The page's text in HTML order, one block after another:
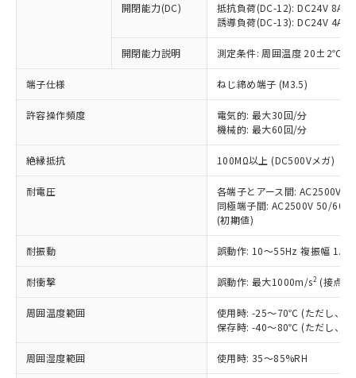
開閉能力(DC)
抵抗負荷(DC-12): DC24V 8A/
誘導負荷(DC-13): DC24V 4A/
開閉能力説明 測定条件: 周囲温度 20±2℃、
端子仕様 ねじ締め端子 (M3.5)
許容操作頻度
電気的: 最大30回/分
機械的: 最大60回/分
絶縁抵抗 100MΩ以上 (DC500Vメガ)
耐電圧
各端子とアース間: AC2500V
同極端子間: AC2500V 50/
(初期値)
耐振動 誤動作: 10～55Hz 複振幅
耐衝撃 誤動作: 最大1000m/s2 (接点
周囲温度範囲
使用時: -25～70℃ (ただし、氷
保存時: -40～80℃ (ただし、氷
周囲湿度範囲 使用時: 35～85%RH
以下の条件をお読みいただき、同意のうえ
ご利用ください。
本サービスは、当社制御機器事業取扱
商品の当社在庫状況および標準価格
(税抜)を提供させていただくもので
当社制御機器事業取扱商品の中には、
本サービスの対象外となる商品もある
ことをご了承ください。
在庫状況および標準価格照会結果は、
記載している更新日時点での社内デー
タに基づき作成されるものであり、閲
覧された時点での実際の在庫および標
準価格とは異なる場合があることをご
正式な納期状況および標準価格はお客
様のお取引先、またはお客様担当のオ
ムロン制御機器販売店・当社販売員に
オムロン制御機器販売店や当社販売拠
対応予定なし：EU RoHS指令（10物質）の
非含有に非対応の商品で、対応品を出す予
調査・確認中：EU RoHS指令（10物質）の
非含有の対応状況を調査中または確認中の
商品です。
非該当品：ライセンス料など無形物で、有
害物質有無と関係のない商品です。
仕入先様の事情により、非含有部品として
いたものが、含有品と判明した場合などや
むを得ず変更することがあります。
鉛(Pb) 1000ppm以下、 水銀(Hg) 1000ppm以下、 カド
六価クロム(Cr(Ⅵ)) 1000ppm以下、ポリ臭化ビフェニル
類(PBB) 1000ppm以下、ポリ臭化ジフェニルエーテル類
ルベンジル（BBP） 1000ppm以下、フタル酸ジブチル
（DBP） 1000ppm以下、フタル酸ジイソブチル
但し、RoHS指令で産業用監視および制御機器に対する
適用除外項目は除く。
「○」：最大均質材料含有率が中国RoHSの
基準値以下であることを示します。
「×」：最大均質材料含有率が中国RoHSの
基準値を超えていることを示します。
「－」：未確認です。当社販売部門へお問
*中国RoHS10物質の基準値 (GB/T26572)：
Pb(鉛) :1000ppm、 Hg(水銀) : 1000ppm、 Cd(カドミウ
Cr(Ⅵ)(六価クロム) : 1000ppm、 PBBs(ポリ臭化ビフェ
ニル類) : 1000ppm、 PBDEs(ポリ臭化ジフェニルエーテ
ル類) : 1000ppm、
DBP(フタル酸ジブチル) : 1000ppm、 DIBP(フタル酸ジ
イソブチル) : 1000ppm、 BBP(フタル酸ブチルベンジ
DEHP(フタル酸ビス(2-エチルヘキシル)) : 1000ppm
当社は、これら貴社製品のうち、外国
為替および外国貿易法に定める商品
（以下｢規制貨物等」という）を輸出
または国外への提供する場合は、日本
国政府の輸出許可(または役務取引許
可)を取得するなどの必要な手続きを
当社は規制貨物を破棄する場合は、完
全に破砕するなど、違法に輸出されな
いよう必要な手段を講じます。
当社は貴社製品を、核兵器、ミサイ
ル、化学兵器、生物兵器またはその他
一定数以上の在庫あり
一定数には満たないが在庫あり
在庫なし(最新の在庫状況につ